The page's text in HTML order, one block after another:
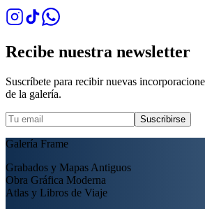
Recibe nuestra newsletter
Suscríbete para recibir nuevas
de la galería.
Suscribirse
Galería Frame
Grabados y Mapas Antiguos
Obra Gráfica Moderna
Atlas y Libros de Viaje